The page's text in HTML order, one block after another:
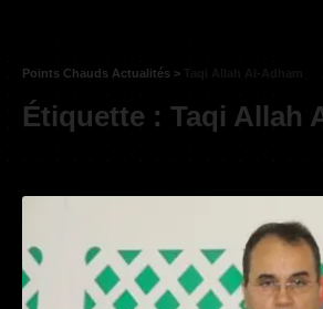
Points Chauds Actualités >
Étiquette : Taqi Allah